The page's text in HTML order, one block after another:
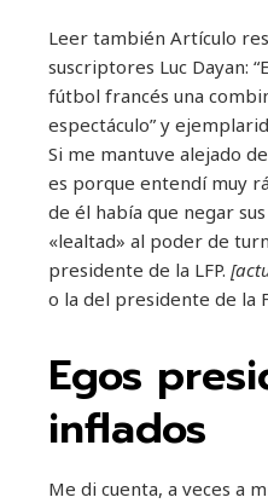
Leer también Artículo
suscriptores Luc Dayan:
fútbol francés una
espectáculo” y
Si me mantuve alejado
es porque entendí muy
de él había que negar
«lealtad» al poder de
presidente de la LFP.
o la del presidente de la
Egos
inflados
Me di cuenta, a veces a